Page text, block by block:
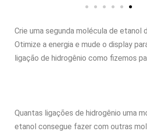
Crie uma segunda molécula de etanol
Otimize a energia e mude o display
ligação de hidrogênio como fizemos
Quantas ligações de hidrogênio uma
etanol consegue fazer com outras